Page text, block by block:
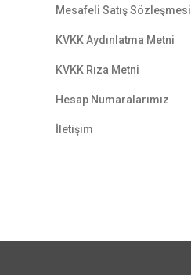
Mesafeli Satış Sözleşmesi
KVKK Aydınlatma Metni
KVKK Rıza Metni
Hesap Numaralarımız
İletişim